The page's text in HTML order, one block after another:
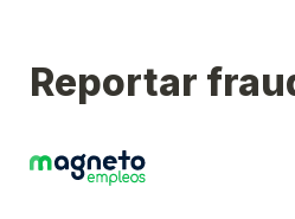
Reportar